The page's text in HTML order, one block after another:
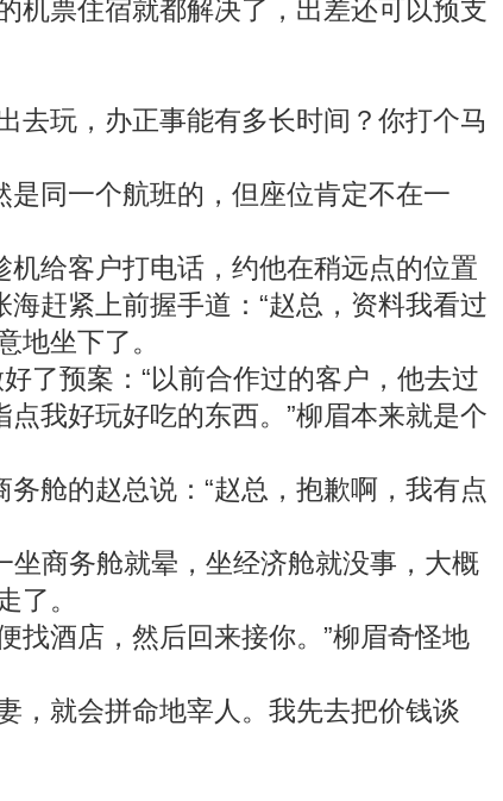
票住宿就都解决了，出差还可以预支
玩，办正事能有多长时间？你打个马
同一个航班的，但座位肯定不在一
给客户打电话，约他在稍远点的位置
赶紧上前握手道：“赵总，资料我看过
地坐下了。
了预案：“以前合作过的客户，他去过
我好玩好吃的东西。”柳眉本来就是个
舱的赵总说：“赵总，抱歉啊，我有点
商务舱就晕，坐经济舱就没事，大概
了。
酒店，然后回来接你。”柳眉奇怪地
就会拼命地宰人。我先去把价钱谈